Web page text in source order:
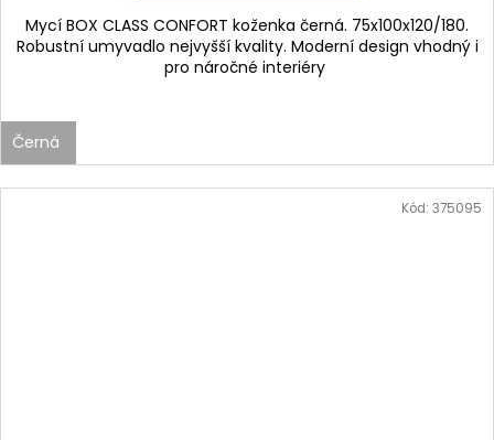
Mycí BOX CLASS CONFORT koženka černá. 75x100x120/180.
Robustní umyvadlo nejvyšší kvality. Moderní design vhodný i
pro náročné interiéry
Černá
Kód: 375095